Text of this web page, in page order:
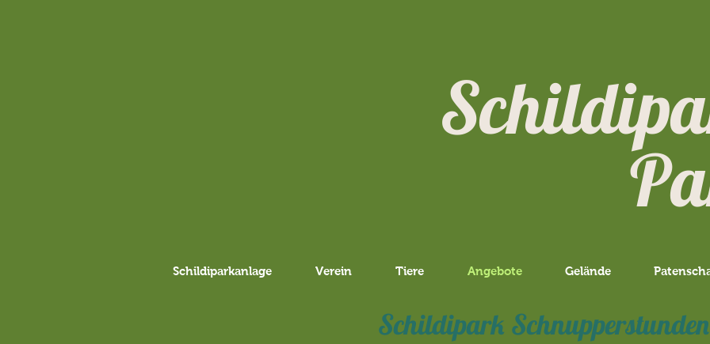
Schildiparkanlage Verein Tiere Angebote Gelände
Schildipark Schnupperstunden